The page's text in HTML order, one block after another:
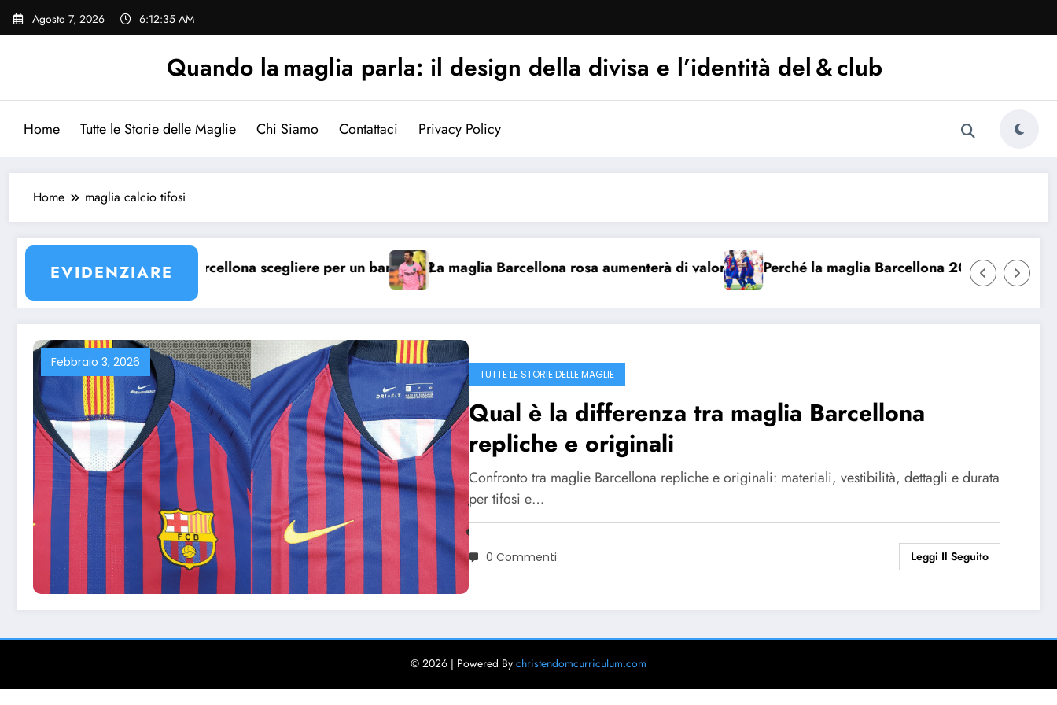
Vai
Agosto 7, 2026 6:12:35 AM
Quando la maglia parla: il design della divisa e l’identità del & club
Home Tutte le Storie delle Maglie Chi Siamo Contattaci Privacy Policy
Home maglia calcio tifosi
EVIDENZIARE
maglia Barcellona?
Quale maglia Barcellona scegliere per un bambino?La maglia Barcellona rosa aumenterà di valore? Perché la maglia Barcellona 2016/17 è iconica
Febbraio 3, 2026
TUTTE LE STORIE DELLE MAGLIE
Qual è la differenza tra maglia Barcellona
repliche e originali
Confronto tra maglie Barcellona repliche e originali: materiali, vestibilità, dettagli e durata
per tifosi e…
0 Commenti Leggi Il Seguito
© 2026 | Powered By christendomcurriculum.com